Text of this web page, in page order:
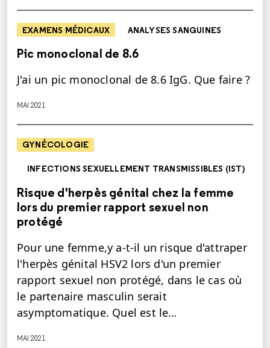
EXAMENS MÉDICAUX ANALYSES SANGUINES
Pic monoclonal de 8.6
J'ai un pic monoclonal de 8.6 IgG. Que faire ?
MAI 2021
GYNÉCOLOGIE
INFECTIONS SEXUELLEMENT TRANSMISSIBLES (IST)
Risque d'herpès génital chez la femme
lors du premier rapport sexuel non
protégé
Pour une femme,y a-t-il un risque d'attraper
l'herpès génital HSV2 lors d'un premier
rapport sexuel non protégé, dans le cas où
le partenaire masculin serait
asymptomatique. Quel est le…
MAI 2021